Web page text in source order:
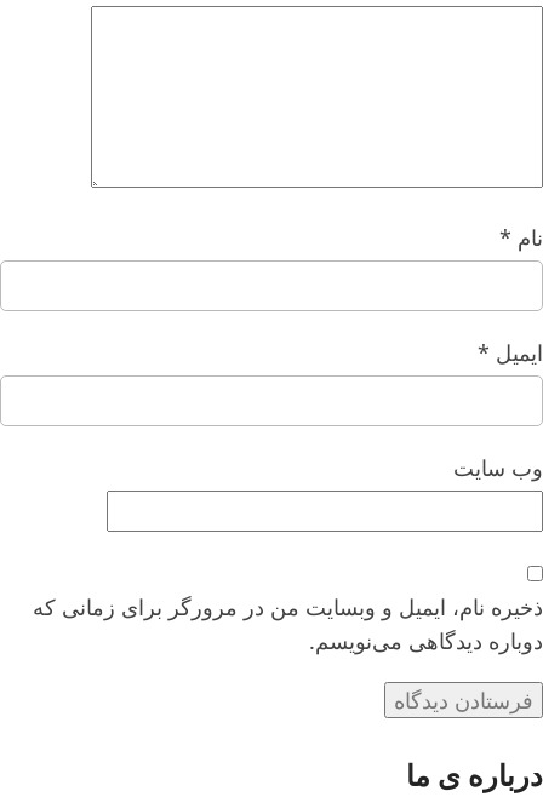
نام *
ایمیل *
وب‌ سایت
ذخیره نام، ایمیل و وبسایت من در مرورگر برای زمانی که
دوباره دیدگاهی می‌نویسم.
درباره ی ما